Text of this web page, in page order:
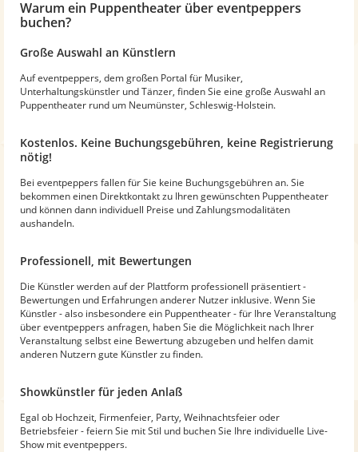
Warum ein Puppentheater über eventpeppers
buchen?
Große Auswahl an Künstlern
Auf eventpeppers, dem großen Portal für Musiker,
Unterhaltungskünstler und Tänzer, finden Sie eine große Auswahl an
Puppentheater rund um Neumünster, Schleswig-Holstein.
Kostenlos. Keine Buchungsgebühren, keine Registrierung
nötig!
Bei eventpeppers fallen für Sie keine Buchungsgebühren an. Sie
bekommen einen Direktkontakt zu Ihren gewünschten Puppentheater
und können dann individuell Preise und Zahlungsmodalitäten
aushandeln.
Professionell, mit Bewertungen
Die Künstler werden auf der Plattform professionell präsentiert -
Bewertungen und Erfahrungen anderer Nutzer inklusive. Wenn Sie
Künstler - also insbesondere ein Puppentheater - für Ihre Veranstaltung
über eventpeppers anfragen, haben Sie die Möglichkeit nach Ihrer
Veranstaltung selbst eine Bewertung abzugeben und helfen damit
anderen Nutzern gute Künstler zu finden.
Showkünstler für jeden Anlaß
Egal ob Hochzeit, Firmenfeier, Party, Weihnachtsfeier oder
Betriebsfeier - feiern Sie mit Stil und buchen Sie Ihre individuelle Live-
Show mit eventpeppers.